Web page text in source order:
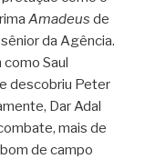
Amadeus de
da Agência.
como Saul
descobriu Peter
Dar Adal
mais de
de campo